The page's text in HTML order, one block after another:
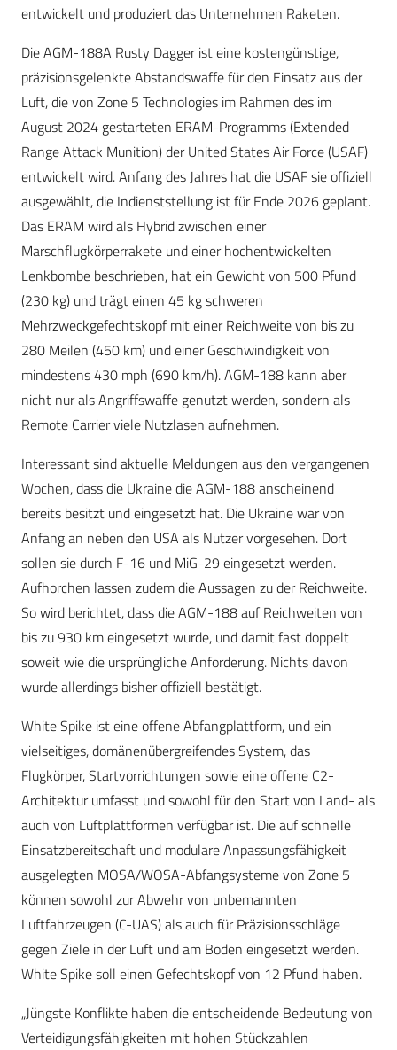
entwickelt und produziert das Unternehmen Raketen.
Die AGM-188A Rusty Dagger ist eine kostengünstige,
präzisionsgelenkte Abstandswaffe für den Einsatz aus der
Luft, die von Zone 5 Technologies im Rahmen des im
August 2024 gestarteten ERAM-Programms (Extended
Range Attack Munition) der United States Air Force (USAF)
entwickelt wird. Anfang des Jahres hat die USAF sie offiziell
ausgewählt, die Indienststellung ist für Ende 2026 geplant.
Das ERAM wird als Hybrid zwischen einer
Marschflugkörperrakete und einer hochentwickelten
Lenkbombe beschrieben, hat ein Gewicht von 500 Pfund
(230 kg) und trägt einen 45 kg schweren
Mehrzweckgefechtskopf mit einer Reichweite von bis zu
280 Meilen (450 km) und einer Geschwindigkeit von
mindestens 430 mph (690 km/h). AGM-188 kann aber
nicht nur als Angriffswaffe genutzt werden, sondern als
Remote Carrier viele Nutzlasen aufnehmen.
Interessant sind aktuelle Meldungen aus den vergangenen
Wochen, dass die Ukraine die AGM-188 anscheinend
bereits besitzt und eingesetzt hat. Die Ukraine war von
Anfang an neben den USA als Nutzer vorgesehen. Dort
sollen sie durch F-16 und MiG-29 eingesetzt werden.
Aufhorchen lassen zudem die Aussagen zu der Reichweite.
So wird berichtet, dass die AGM-188 auf Reichweiten von
bis zu 930 km eingesetzt wurde, und damit fast doppelt
soweit wie die ursprüngliche Anforderung. Nichts davon
wurde allerdings bisher offiziell bestätigt.
White Spike ist eine offene Abfangplattform, und ein
vielseitiges, domänenübergreifendes System, das
Flugkörper, Startvorrichtungen sowie eine offene C2-
Architektur umfasst und sowohl für den Start von Land- als
auch von Luftplattformen verfügbar ist. Die auf schnelle
Einsatzbereitschaft und modulare Anpassungsfähigkeit
ausgelegten MOSA/WOSA-Abfangsysteme von Zone 5
können sowohl zur Abwehr von unbemannten
Luftfahrzeugen (C-UAS) als auch für Präzisionsschläge
gegen Ziele in der Luft und am Boden eingesetzt werden.
White Spike soll einen Gefechtskopf von 12 Pfund haben.
„Jüngste Konflikte haben die entscheidende Bedeutung von
Verteidigungsfähigkeiten mit hohen Stückzahlen